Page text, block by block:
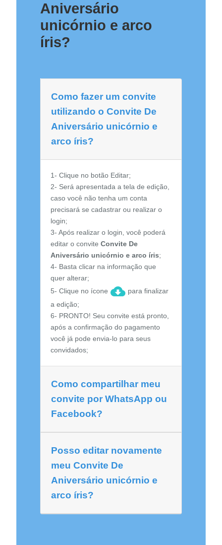
Aniversário
unicórnio e arco
íris?
Como fazer um convite
utilizando o Convite De
Aniversário unicórnio e
arco íris?
1- Clique no botão Editar;
2- Será apresentada a tela de edição,
caso você não tenha um conta
precisará se cadastrar ou realizar o
login;
3- Após realizar o login, você poderá
editar o convite Convite De
Aniversário unicórnio e arco íris;
4- Basta clicar na informação que
quer alterar;
5- Clique no ícone
para finalizar
a edição;
6- PRONTO! Seu convite está pronto,
após a confirmação do pagamento
você já pode envia-lo para seus
convidados;
Como compartilhar meu
convite por WhatsApp ou
Facebook?
Posso editar novamente
meu Convite De
Aniversário unicórnio e
arco íris?